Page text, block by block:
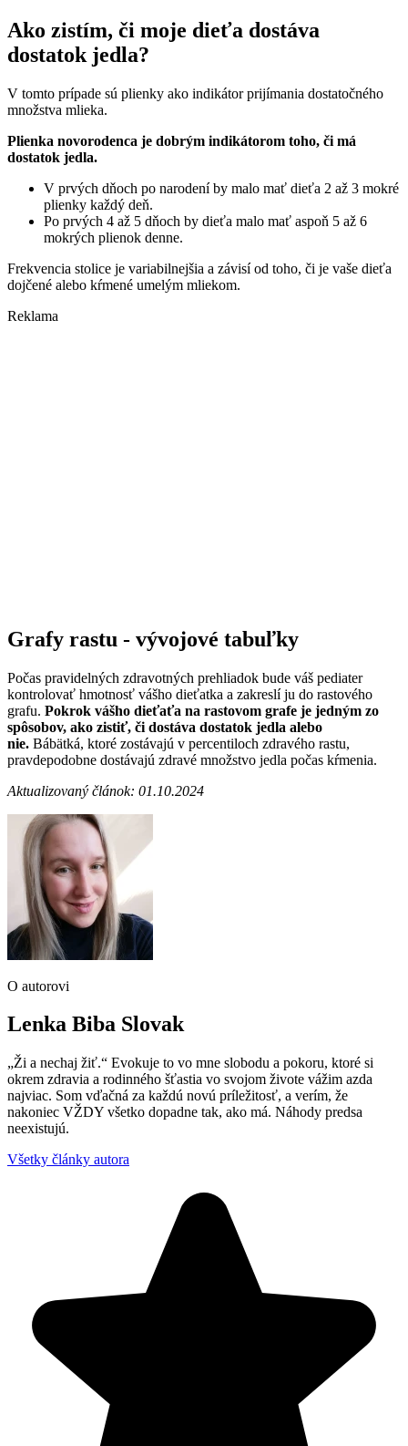
Ako zistím, či moje dieťa dostáva
dostatok jedla?
V tomto prípade sú plienky ako indikátor prijímania dostatočného
množstva mlieka.
Plienka novorodenca je dobrým indikátorom toho, či má
dostatok jedla.
V prvých dňoch po narodení by malo mať dieťa 2 až 3 mokré
plienky každý deň.
Po prvých 4 až 5 dňoch by dieťa malo mať aspoň 5 až 6
mokrých plienok denne.
Frekvencia stolice je variabilnejšia a závisí od toho, či je vaše dieťa
dojčené alebo kŕmené umelým mliekom.
Reklama
Grafy rastu - vývojové tabuľky
Počas pravidelných zdravotných prehliadok bude váš pediater
kontrolovať hmotnosť vášho dieťatka a zakreslí ju do rastového
grafu. Pokrok vášho dieťaťa na rastovom grafe je jedným zo
spôsobov, ako zistiť, či dostáva dostatok jedla alebo
nie. Bábätká, ktoré zostávajú v percentiloch zdravého rastu,
pravdepodobne dostávajú zdravé množstvo jedla počas kŕmenia.
Aktualizovaný článok: 01.10.2024
O autorovi
Lenka Biba Slovak
„Ži a nechaj žiť.“ Evokuje to vo mne slobodu a pokoru, ktoré si
okrem zdravia a rodinného šťastia vo svojom živote vážim azda
najviac. Som vďačná za každú novú príležitosť, a verím, že
nakoniec VŽDY všetko dopadne tak, ako má. Náhody predsa
neexistujú.
Všetky články autora